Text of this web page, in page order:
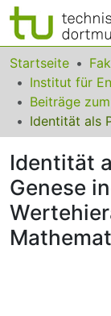
Bereiche &
Das gesamte
Statistiken
FAQ
Leitlinien
Zurück zur
Startseite
Identität
Genese